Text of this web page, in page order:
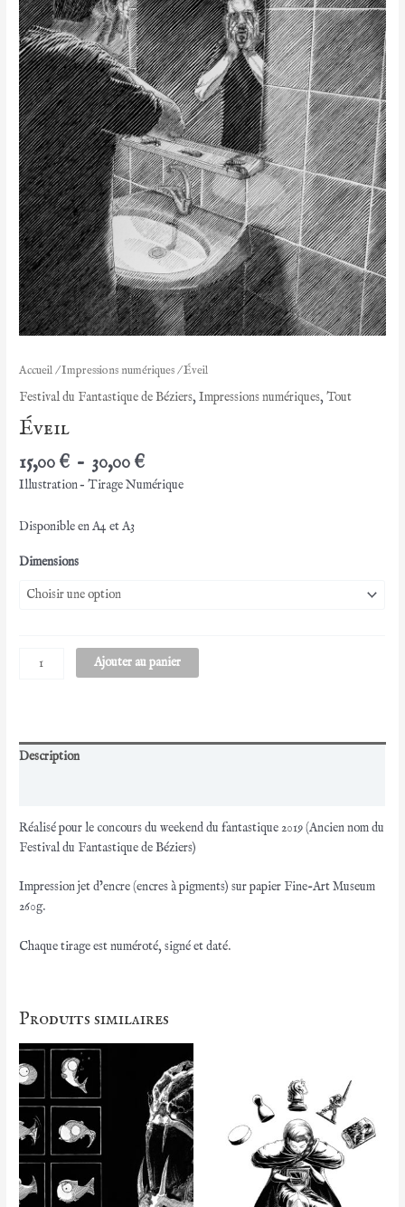
Accueil/Impressions numériques/ Éveil
Festival du Fantastique de Béziers,Impressions numériques,Tout
Éveil
15,00€ – 30,00€Plage
de
Illustration – Tirage Numérique
Disponible en A4 et A3
Dimensions
Ajouter au panier
Description
Réalisé pour le concours du weekend du fantastique 2019 (Ancien nom du
Festival du Fantastique de Béziers)
Impression jet d’encre (encres à pigments) sur papier Fine-Art Museum
260g.
Chaque tirage est numéroté, signé et daté.
Produits similaires